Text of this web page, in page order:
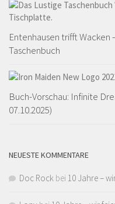
Entenhausen trifft
Taschenbuch
Buch-Vorschau: Infinite
07.10.2025)
NEUESTE KOMMENTARE
Doc Rock bei 10 Jahre –